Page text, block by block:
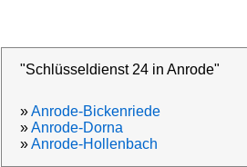
"Schlüsseldienst 24 in Anrode"
»Anrode-Bickenriede
»Anrode-Dorna
»Anrode-Hollenbach